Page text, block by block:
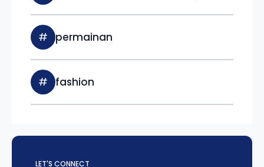
# permainan
# fashion
LET'S CONNECT